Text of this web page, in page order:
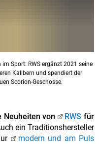
Sport: RWS ergänzt 2021 seine
Kalibern und spendiert der
Scorion-Geschosse.
Neuheiten von RWS für
ein Traditionshersteller
modern und am Puls